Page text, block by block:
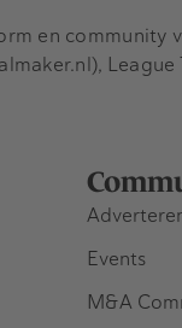
Events
M&A
en community